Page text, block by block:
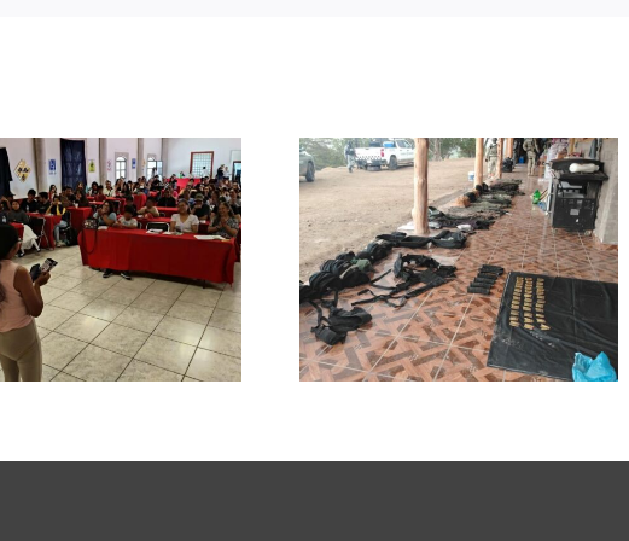
Liberan en
Valparaíso a mujer
privada de la
libertad durante
operativo
coordinado de
Fuerzas de
Seguridad
Impulsan en
Morelos acciones
preventivas contra
la extorsión con
sectores
productivos y
comerciales